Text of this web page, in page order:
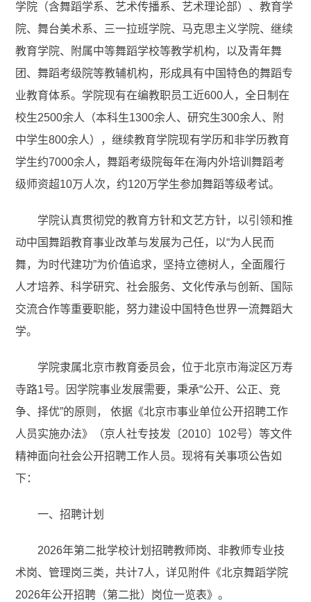
学院（含舞蹈学系、艺术传播系、艺术理论部）、教育学
院、舞台美术系、三一拉班学院、马克思主义学院、继续
教育学院、附属中等舞蹈学校等教学机构，以及青年舞
团、舞蹈考级院等教辅机构，形成具有中国特色的舞蹈专
业教育体系。学院现有在编教职员工近600人，全日制在
校生2500余人（本科生1300余人、研究生300余人、附
中学生800余人），继续教育学院现有学历和非学历教育
学生约7000余人，舞蹈考级院每年在海内外培训舞蹈考
级师资超10万人次，约120万学生参加舞蹈等级考试。
学院认真贯彻党的教育方针和文艺方针，以引领和推
动中国舞蹈教育事业改革与发展为己任，以“为人民而
舞，为时代建功”为价值追求，坚持立德树人，全面履行
人才培养、科学研究、社会服务、文化传承与创新、国际
交流合作等重要职能，努力建设中国特色世界一流舞蹈大
学。
学院隶属北京市教育委员会，位于北京市海淀区万寿
寺路1号。因学院事业发展需要，秉承“公开、公正、竞
争、择优”的原则， 依据《北京市事业单位公开招聘工作
人员实施办法》（京人社专技发〔2010〕102号）等文件
精神面向社会公开招聘工作人员。现将有关事项公告如
下：
一、招聘计划
2026年第二批学校计划招聘教师岗、非教师专业技
术岗、管理岗三类，共计7人，详见附件《北京舞蹈学院
2026年公开招聘（第二批）岗位一览表》。